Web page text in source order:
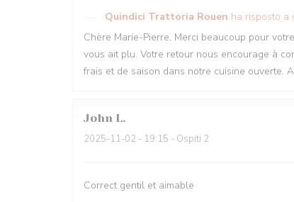
Quindici Trattoria Rouen ha risposto a
Chère Marie-Pierre, Merci beaucoup pour
vous ait plu. Votre retour nous encourage à
frais et de saison dans notre cuisine ouverte.
John L
2025-11-02 - 19:15 - Ospiti 2
Correct gentil et aimable